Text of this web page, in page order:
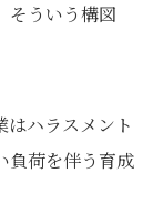
そういう構図
はハラスメント
負荷を伴う育成